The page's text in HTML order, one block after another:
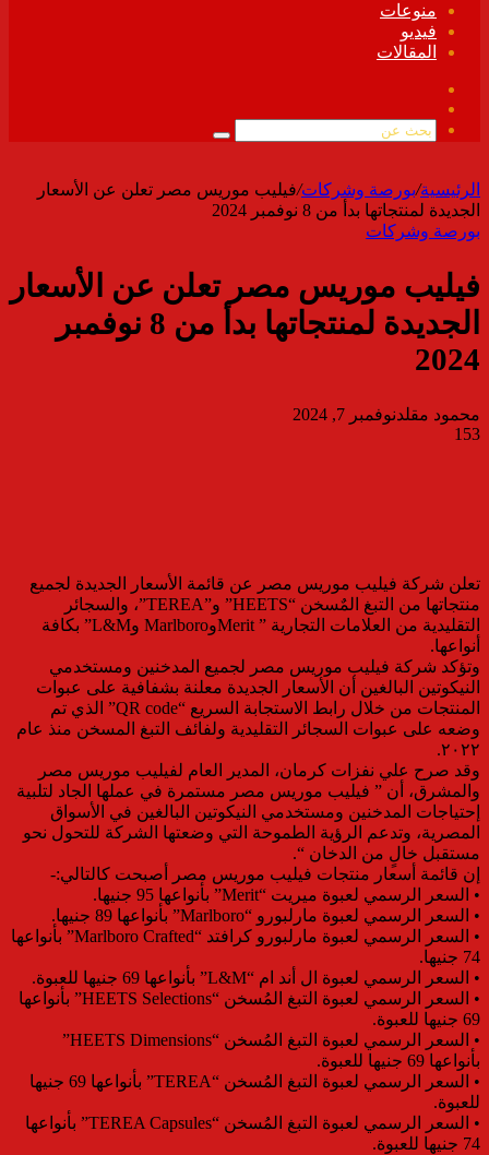
منوعات
فيديو
المقالات
الموقع
بحث
الرئيسية/بورصة وشركات/فيليب موريس مصر تعلن عن الأسعار
الجديدة لمنتجاتها بدأ من 8 نوفمبر 2024
بورصة وشركات
فيليب موريس مصر تعلن عن الأسعار
الجديدة لمنتجاتها بدأ من 8 نوفمبر
2024
محمود مقلدنوفمبر 7, 2024
153
تعلن شركة فيليب موريس مصر عن قائمة الأسعار الجديدة لجميع
منتجاتها من التبغ المٌسخن “HEETS” و”TEREA”، والسجائر
التقليدية من العلامات التجارية ” MeritوMarlboro وL&M” بكافة
أنواعها.
وتؤكد شركة فيليب موريس مصر لجميع المدخنين ومستخدمي
النيكوتين البالغين أن الأسعار الجديدة معلنة بشفافية على عبوات
المنتجات من خلال رابط الاستجابة السريع “QR code” الذي تم
وضعه على عبوات السجائر التقليدية ولفائف التبغ المسخن منذ عام
٢۰٢٢.
وقد صرح علي نفزات كرمان، المدير العام لفيليب موريس مصر
والمشرق، أن ” فيليب موريس مصر مستمرة في عملها الجاد لتلبية
إحتياجات المدخنين ومستخدمي النيكوتين البالغين في الأسواق
المصرية، وتدعم الرؤية الطموحة التي وضعتها الشركة للتحول نحو
مستقبل خالٍ من الدخان “.
إن قائمة أسعار منتجات فيليب موريس مصر أصبحت كالتالي:-
• السعر الرسمي لعبوة ميريت “Merit” بأنواعها 95 جنيها.
• السعر الرسمي لعبوة مارلبورو “Marlboro” بأنواعها 89 جنيها.
• السعر الرسمي لعبوة مارلبورو كرافتد “Marlboro Crafted” بأنواعها
74 جنيها.
• السعر الرسمي لعبوة ال أند ام “L&M” بأنواعها 69 جنيها للعبوة.
• السعر الرسمي لعبوة التبغ المُسخن “HEETS Selections” بأنواعها
69 جنيها للعبوة.
• السعر الرسمي لعبوة التبغ المُسخن “HEETS Dimensions”
بأنواعها 69 جنيها للعبوة.
• السعر الرسمي لعبوة التبغ المُسخن “TEREA” بأنواعها 69 جنيها
للعبوة.
• السعر الرسمي لعبوة التبغ المُسخن “TEREA Capsules” بأنواعها
74 جنيها للعبوة.